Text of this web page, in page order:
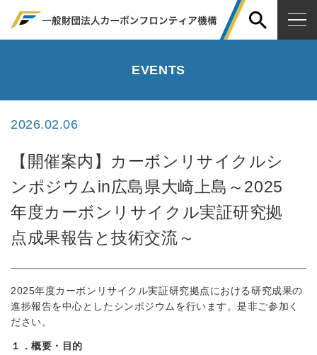
EVENTS
2026.02.06
【開催案内】カーボンリサイクルシ
ンポジウムin広島県大崎上島～2025
年度カーボンリサイクル実証研究拠
点成果報告と技術交流～
2025年度カーボンリサイクル実証研究拠点における研究成果の
進捗報告を中心としたシンポジウムを行います。是非ご参加く
ださい。
１．概要・目的